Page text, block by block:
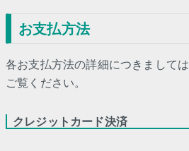
お支払方法
各お支払方法の詳細につきましては
ご覧ください。
クレジットカード決済